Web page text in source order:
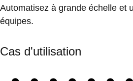
Automatisez à grande échelle et
équipes.
Cas d'utilisation